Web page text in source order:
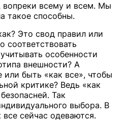
всему и всем. Мы
такое способны.
Это свод правил или
соответствовать
особенности
внешности? А
быть «как все», чтобы
критике? Ведь «как
Так
выбора. В
сейчас одеваются.